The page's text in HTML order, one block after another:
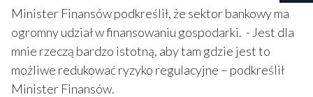
Minister Finansów podkreślił, że sektor bankowy ma
ogromny udział w finansowaniu gospodarki. - Jest dla
mnie rzeczą bardzo istotną, aby tam gdzie jest to
możliwe redukować ryzyko regulacyjne – podkreślił
Minister Finansów.